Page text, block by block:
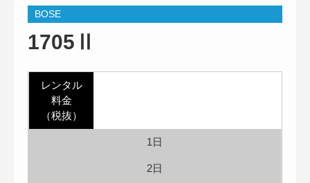
BOSE
1705Ⅱ
レンタル
料金
（税抜）
1日
2日